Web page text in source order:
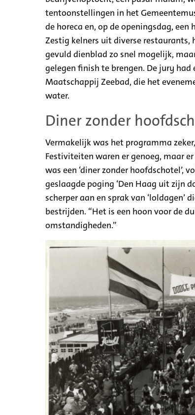
tentoonstellingen in het
de horeca en, op de openingsdag,
Zestig kelners uit diverse
gevuld dienblad zo snel mogelijk,
gelegen finish te brengen. De jury
Maatschappij Zeebad, die het
water.
Diner zonder
Vermakelijk was het programma
Festiviteiten waren er genoeg, maar
was een ‘diner zonder hoofdschotel’,
geslaagde poging ‘Den Haag uit zijn
scherper aan en sprak van ‘loldagen’
bestrijden. “Het is een hoon voor de
omstandigheden.”